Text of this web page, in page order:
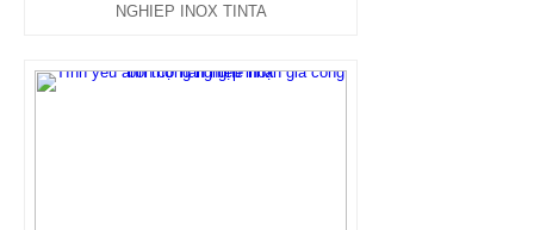
NGHIEP INOX TINTA